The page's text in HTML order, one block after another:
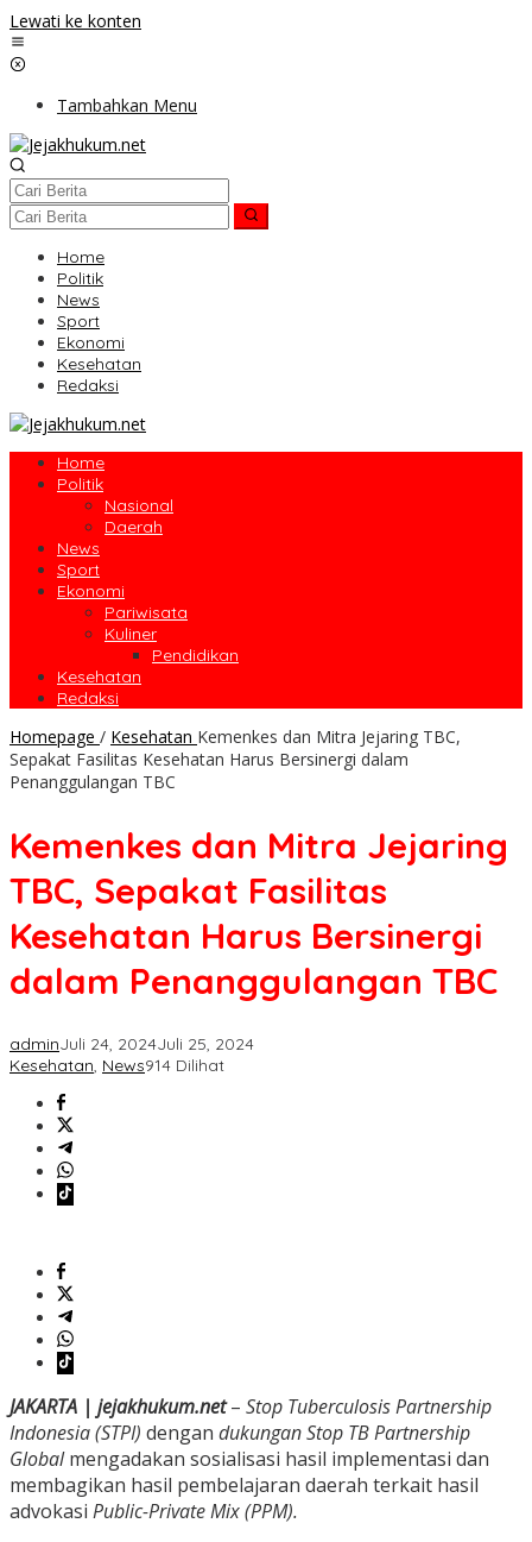
Lewati ke konten
Tambahkan Menu
Home
Politik
News
Sport
Ekonomi
Kesehatan
Redaksi
Home
Politik
Nasional
Daerah
News
Sport
Ekonomi
Pariwisata
Kuliner
Pendidikan
Kesehatan
Redaksi
Homepage / Kesehatan Kemenkes dan Mitra Jejaring TBC,
Sepakat Fasilitas Kesehatan Harus Bersinergi dalam
Penanggulangan TBC
Kemenkes dan Mitra Jejaring
TBC, Sepakat Fasilitas
Kesehatan Harus Bersinergi
dalam Penanggulangan TBC
adminJuli 24, 2024Juli 25, 2024
Kesehatan, News914 Dilihat
JAKARTA | jejakhukum.net– Stop Tuberculosis Partnership
Indonesia (STPI) dengan dukungan Stop TB Partnership
Globalmengadakan sosialisasi hasil implementasi dan
membagikan hasil pembelajaran daerah terkait hasil
advokasi Public-Private Mix (PPM).